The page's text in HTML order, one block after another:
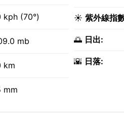
kph (70°)
mb
km
mm
☀️ 紫外線指
🌅 日出:
🌇 日落: